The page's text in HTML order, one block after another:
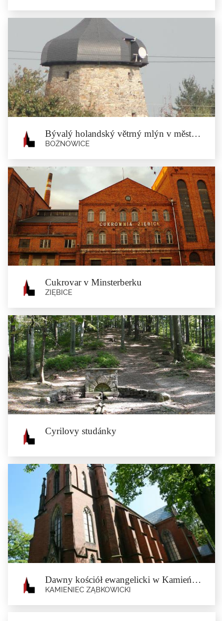
Bývalý evangelický učitelský seminář
v Minsterberku
Ziębice
Postavený v roce 1857. V budově se nacházel učitelský seminář, s...
Bývalý holandský větrný mlýn v městě Bożnowice
BOŻNOWICE
Bývalý holandský větrný mlýn v
městě Bożnowice
Bożnowice
Zděný korpus bývalého nizozemského větrného mlýna z 18....
Cukrovar v Minsterberku
ZIĘBICE
Cukrovar v Minsterberku
Ziębice
Továrna na výrobu cukru zahájila svou činnost v roce 1883 a byla...
Cyrilovy studánky
Cyrilovy studánky
V lese mezi Novým dvorem a Minsterberkem v nadmořské výšce 225 m n.
m.,...
Dawny kościół ewangelicki w Kamieńcu Ząbkowickim
KAMIENIEC ZĄBKOWICKI